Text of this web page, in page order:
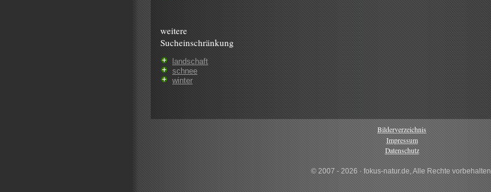
weitere
Sucheinschränkung
landschaft
schnee
winter
Bilderverzeichnis
Impressum
Datenschutz
© 2007 - 2026 · fokus-natur.de, Alle Rechte vorbehalten.